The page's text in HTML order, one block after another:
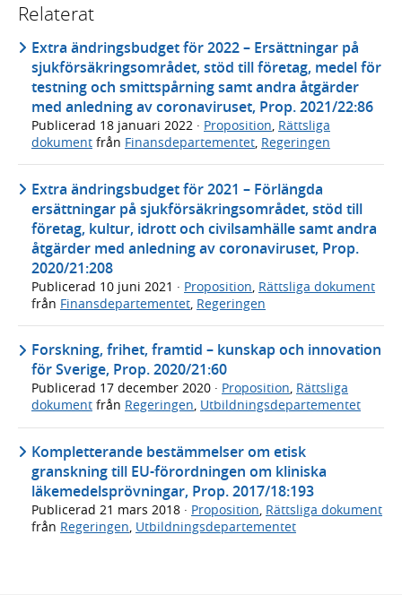
Relaterat
Extra ändringsbudget för 2022 – Ersättningar på
sjukförsäkringsområdet, stöd till företag, medel för
testning och smittspårning samt andra åtgärder
med anledning av coronaviruset, Prop. 2021/22:86
Publicerad 18 januari 2022 · Proposition, Rättsliga
dokument från Finansdepartementet, Regeringen
Extra ändringsbudget för 2021 – Förlängda
ersättningar på sjukförsäkringsområdet, stöd till
företag, kultur, idrott och civilsamhälle samt andra
åtgärder med anledning av coronaviruset, Prop.
2020/21:208
Publicerad 10 juni 2021 · Proposition Rättsliga dokument
från Finansdepartementet Regeringen
Forskning, frihet, framtid – kunskap och innovation
för Sverige, Prop. 2020/21:60
Publicerad 17 december 2020 · Proposition, Rättsliga
dokument från Regeringen, Utbildningsdepartementet
Kompletterande bestämmelser om etisk
granskning till EU-förordningen om kliniska
läkemedelsprövningar, Prop. 2017/18:193
Publicerad 21 mars 2018 · Proposition, Rättsliga dokument
från Regeringen, Utbildningsdepartementet